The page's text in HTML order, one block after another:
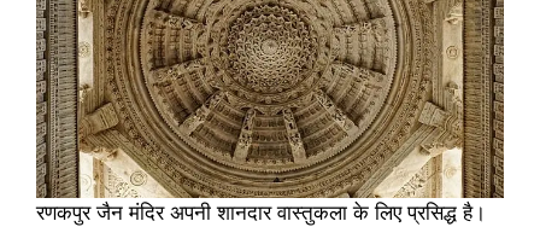
रणकपुर जैन मंदिर अपनी शानदार वास्तुकला के लिए प्रसिद्ध है।